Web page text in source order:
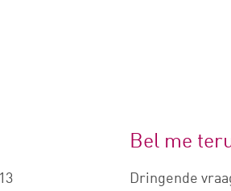
Bel me
Dringende